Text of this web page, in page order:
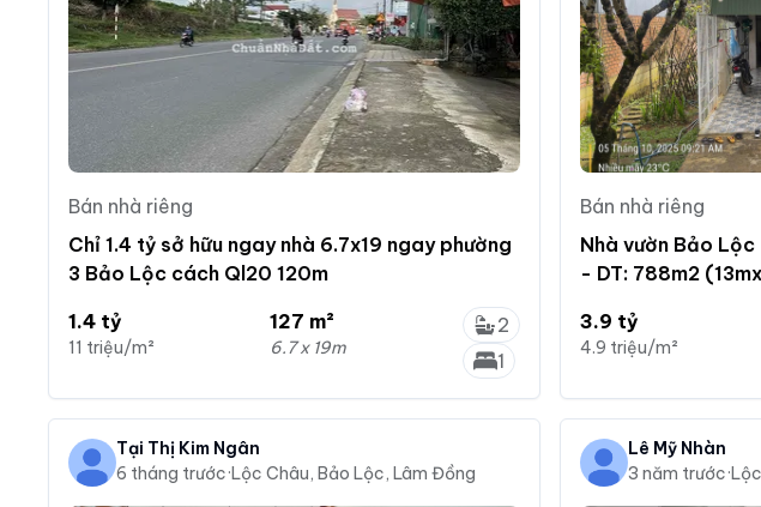
Bán nhà riêng
Chỉ 1.4 tỷ sở hữu ngay nhà 6.7x19 ngay phường
3 Bảo Lộc cách Ql20 120m
1.4 tỷ
11 triệu/m²
127 m²
6.7 x 19m
2
1
Bán nhà riêng
Nhà vườn Bảo
- DT: 788m2
3.9 tỷ
4.9 triệu/m²
Tại Thị Kim Ngân
6 tháng trước·Lộc Châu, Bảo Lộc, Lâm Đồng
Lê Mỹ Nhàn
3 năm trước·